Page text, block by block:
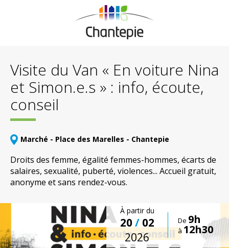
Visite du Van « En voiture Nina
et Simon.e.s » : info, écoute,
conseil
Marché - Place des Marelles - Chantepie
Droits des femme, égalité femmes-hommes, écarts de
salaires, sexualité, puberté, violences... Accueil gratuit,
anonyme et sans rendez-vous.
À partir du
20/ 02
2026
De 9h
à 12h30